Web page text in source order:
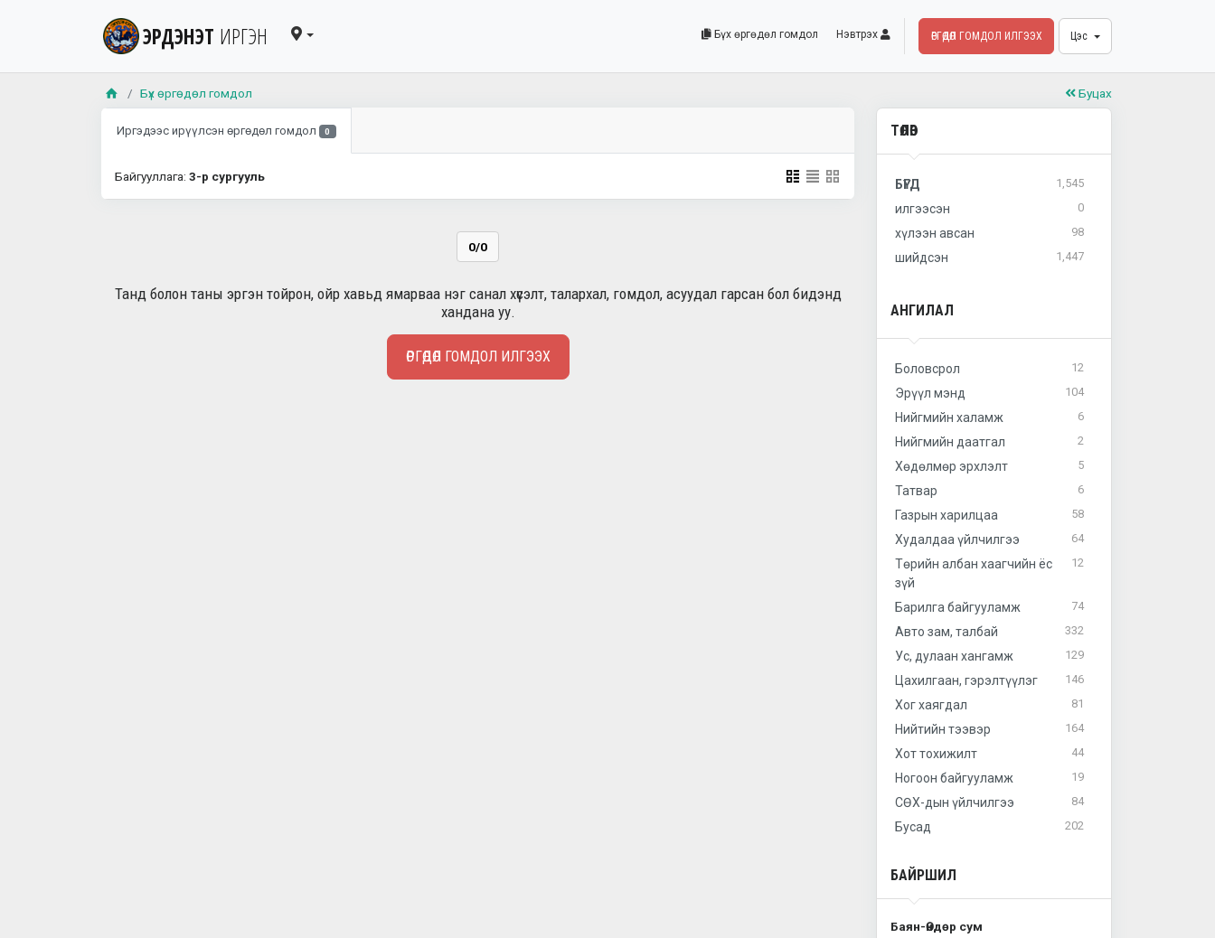
ЭРДЭНЭТ ИРГЭН Бүх өргөдөл гомдол Нэвтрэх ӨРГӨДӨЛ ГОМДОЛ ИЛГЭЭХ Цэс
Бүх өргөдөл гомдол Буцах
Иргэдээс ирүүлсэн өргөдөл гомдол 0
Байгууллага: 3-р сургууль
0/0
Танд болон таны эргэн тойрон, ойр хавьд ямарваа нэг санал хүсэлт, талархал, гомдол, асуудал гарсан бол бидэнд
хандана уу.
ӨРГӨДӨЛ ГОМДОЛ ИЛГЭЭХ
ТӨЛӨВ
БҮГД 1,545
илгээсэн 0
хүлээн авсан 98
шийдсэн 1,447
АНГИЛАЛ
Боловсрол 12
Эрүүл мэнд 104
Нийгмийн халамж 6
Нийгмийн даатгал 2
Хөдөлмөр эрхлэлт 5
Татвар 6
Газрын харилцаа 58
Худалдаа үйлчилгээ 64
Төрийн албан хаагчийн ёс
зүй
12
Барилга байгууламж 74
Авто зам, талбай 332
Ус, дулаан хангамж 129
Цахилгаан, гэрэлтүүлэг 146
Хог хаягдал 81
Нийтийн тээвэр 164
Хот тохижилт 44
Ногоон байгууламж 19
СӨХ-дын үйлчилгээ 84
Бусад 202
БАЙРШИЛ
Баян-Өндөр сум